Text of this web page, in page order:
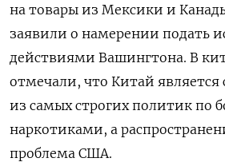
на товары из Мексики и
заявили о намерении подать
действиями Вашингтона. В
отмечали, что Китай является
из самых строгих политик по
наркотиками, а
проблема США.